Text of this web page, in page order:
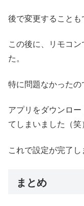
後で変更することも
この後に、リモコ
た。
特に問題なかったの
アプリをダウンロ
てしまいました（笑）
これで設定が完了し
まとめ